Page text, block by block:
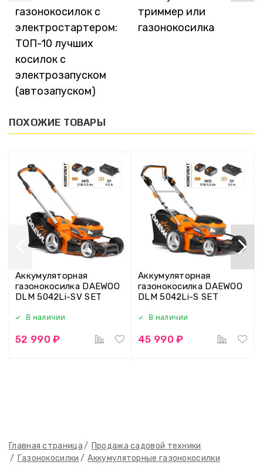
Главная страница
Продажа садовой техники
Газонокосилки
Аккумуляторные газонокосилки
газонокосилок с
электростартером:
ТОП-10 лучших
косилок с
электрозапуском
(автозапуском)
триммер или
газонокосилка
ПОХОЖИЕ ТОВАРЫ
Аккумуляторная
газонокосилка DAEWOO
DLM 5042Li-SV SET
В наличии
52 990 ₽
Аккумуляторная
газонокосилка DAEWOO
DLM 5042Li-S SET
В наличии
45 990 ₽